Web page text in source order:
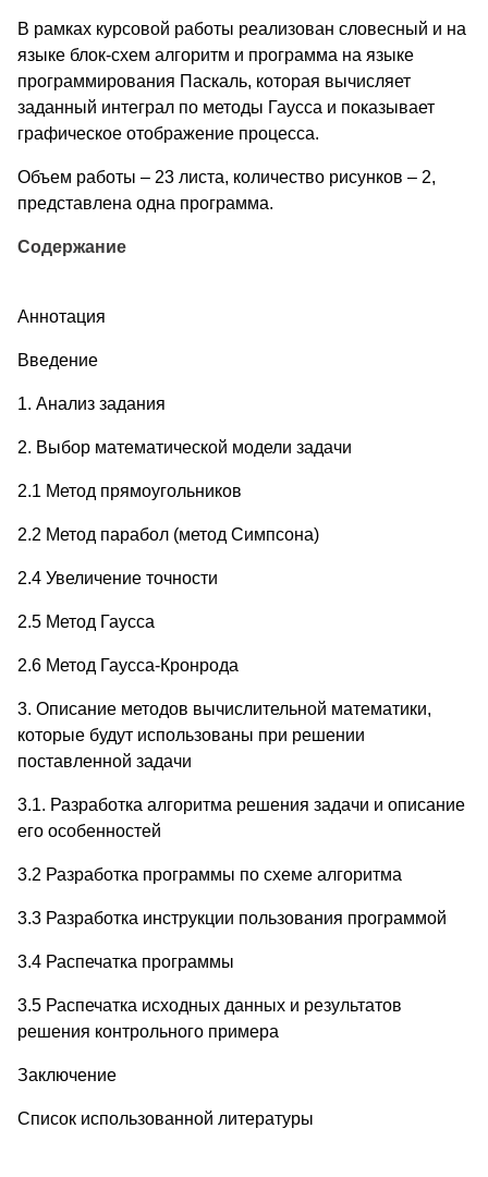
В рамках курсовой работы реализован словесный и на
языке блок-схем алгоритм и программа на языке
программирования Паскаль, которая вычисляет
заданный интеграл по методы Гаусса и показывает
графическое отображение процесса.
Объем работы – 23 листа, количество рисунков – 2,
представлена одна программа.
Содержание
Аннотация
Введение
1. Анализ задания
2. Выбор математической модели задачи
2.1 Метод прямоугольников
2.2 Метод парабол (метод Симпсона)
2.4 Увеличение точности
2.5 Метод Гаусса
2.6 Метод Гаусса-Кронрода
3. Описание методов вычислительной математики,
которые будут использованы при решении
поставленной задачи
3.1. Разработка алгоритма решения задачи и описание
его особенностей
3.2 Разработка программы по схеме алгоритма
3.3 Разработка инструкции пользования программой
3.4 Распечатка программы
3.5 Распечатка исходных данных и результатов
решения контрольного примера
Заключение
Список использованной литературы